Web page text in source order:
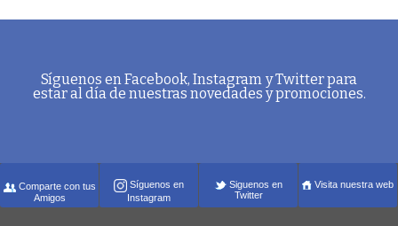
Síguenos en Facebook, Instagram y Twitter para
estar al día de nuestras novedades y promociones.
Comparte con tus
Amigos
Síguenos en
Instagram
Siguenos en
Twitter
Visita nuestra web